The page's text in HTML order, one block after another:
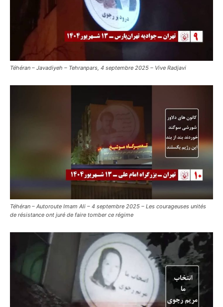
Téhéran – Javadiyeh – Tehranpars, 4 septembre 2025 – Vive Radjavi
Téhéran – Autoroute Imam Ali – 4 septembre 2025 – Les courageuses unités
de résistance ont juré de faire tomber ce régime